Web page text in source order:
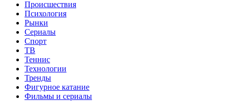
Происшествия
Психология
Рынки
Сериалы
Спорт
ТВ
Теннис
Технологии
Тренды
Фигурное катание
Фильмы и сериалы